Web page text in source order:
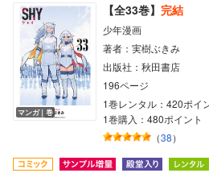
マンガ｜巻
【全33巻】 完結
少年漫画
著者：実樹ぶきみ
出版社：秋田書店
196ページ
1巻レンタル：420ポイ
1巻購入：480ポイント
（38）